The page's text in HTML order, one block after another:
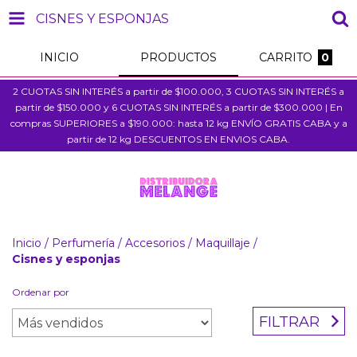
CISNES Y ESPONJAS
INICIO PRODUCTOS CARRITO 0
2 CUOTAS SIN INTERÉS a partir de $100.000, 3 CUOTAS SIN INTERÉS a
partir de $150.000 y 6 CUOTAS SIN INTERÉS a partir de $300.000 | En
compras SUPERIORES a $190.000: hasta 12 kg ENVÍO GRATIS CABA y a
partir de 12 kg DESCUENTOS EN ENVIOS CABA.
Inicio / Perfumería / Accesorios / Maquillaje /
Cisnes y esponjas
Ordenar por
FILTRAR